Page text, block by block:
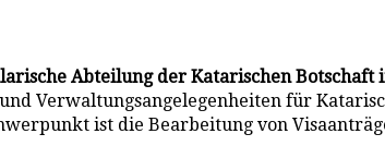
Abteilung der Katarischen Botschaft
und Verwaltungsangelegenheiten für
ist die Bearbeitung von